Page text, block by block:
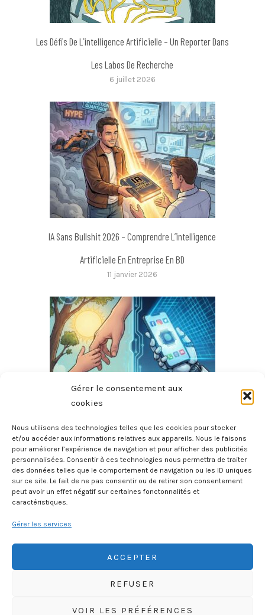
Gérer le consentement aux
cookies
Nous utilisons des technologies telles que les cookies pour stocker
et/ou accéder aux informations relatives aux appareils. Nous le faisons
pour améliorer l’expérience de navigation et pour afficher des publicités
personnalisées. Consentir à ces technologies nous permettra de traiter
des données telles que le comportement de navigation ou les ID uniques
sur ce site. Le fait de ne pas consentir ou de retirer son consentement
peut avoir un effet négatif sur certaines fonctonnalités et
caractéristiques.
Gérer les services
ACCEPTER
REFUSER
VOIR LES PRÉFÉRENCES
Les Défis De L’intelligence Artificielle – Un Reporter Dans
Les Labos De Recherche
6 juillet 2026
IA Sans Bullshit 2026 – Comprendre L’intelligence
Artificielle En Entreprise En BD
11 janvier 2026
Génération Algorithme – Guide De Survie Pour Élever Des
Humains À L’ère De L’IA, De TikTok Et Des Écrans
4 janvier 2026
HISTOIRE, GÉOGRAPHIE, SCIENCES, LITTÉRATURE EN BD